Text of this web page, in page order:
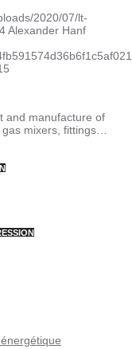
2020/07/lt-
Alexander Hanf
and manufacture of
mixers, fittings…